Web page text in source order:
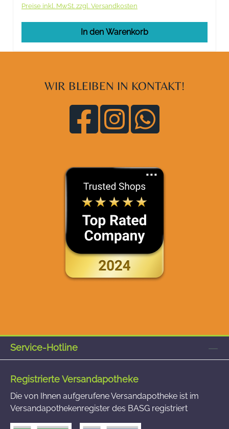
Preise inkl. MwSt. zzgl. Versandkosten
In den Warenkorb
WIR BLEIBEN IN KONTAKT!
Service-Hotline
Registrierte Versandapotheke
Die von Ihnen aufgerufene Versandapotheke ist im
Versandapothekenregister des BASG registriert